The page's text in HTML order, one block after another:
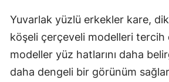
Yuvarlak yüzlü erkekler kare,
köşeli çerçeveli modelleri tercih
modeller yüz hatlarını daha
daha dengeli bir görünüm